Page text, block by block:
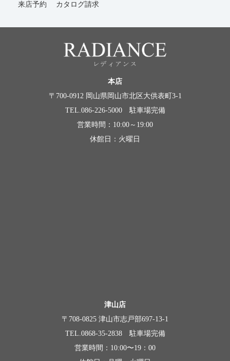
来店予約 カタログ請求
本店
〒700-0912 岡山県岡山市北区大供表町3-1
TEL.086-226-5000 駐車場完備
営業時間：10:00～19:00
休館日：火曜日
津山店
〒708-0825 津山市志戸部697-13-1
TEL.0868-35-2838 駐車場完備
営業時間：10:00〜19：00